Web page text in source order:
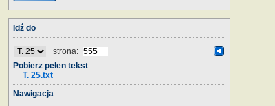
Idź do
strona:
Pobierz pełen tekst
T. 25.txt
Nawigacja